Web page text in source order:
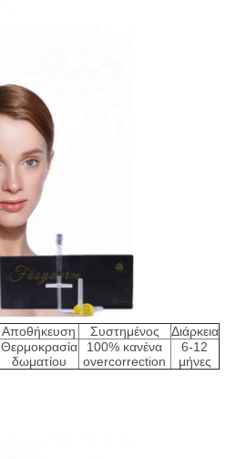
Αποθήκευση Συστημένος
Διάρκεια
Θερμοκρασία
δωματίου
100% κανένα
overcorrection
6-12
μήνες